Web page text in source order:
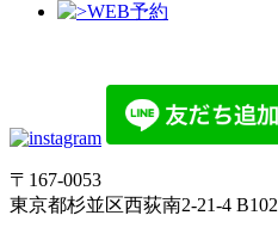
〒167-0053
東京都杉並区西荻南2-21-4 B102